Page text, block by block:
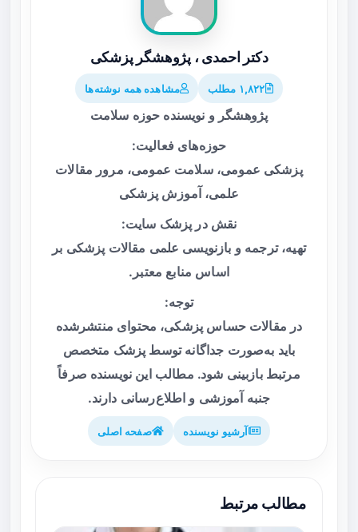
دکتر احمدی ، پژوهشگر پزشکی
۱,۸۲۲ مطلب مشاهده همه نوشته‌ها
پژوهشگر و نویسنده حوزه سلامت
حوزه‌های فعالیت:
پزشکی عمومی، سلامت عمومی، مرور مقالات
علمی، آموزش پزشکی
نقش در پزشک سایت:
تهیه، ترجمه و بازنویسی علمی مقالات پزشکی بر
اساس منابع معتبر.
توجه:
در مقالات حساس پزشکی، محتوای منتشرشده
باید به‌صورت جداگانه توسط پزشک متخصص
مرتبط بازبینی شود. مطالب این نویسنده صرفاً
جنبه آموزشی و اطلاع‌رسانی دارند.
آرشیو نویسنده صفحه اصلی
مطالب مرتبط